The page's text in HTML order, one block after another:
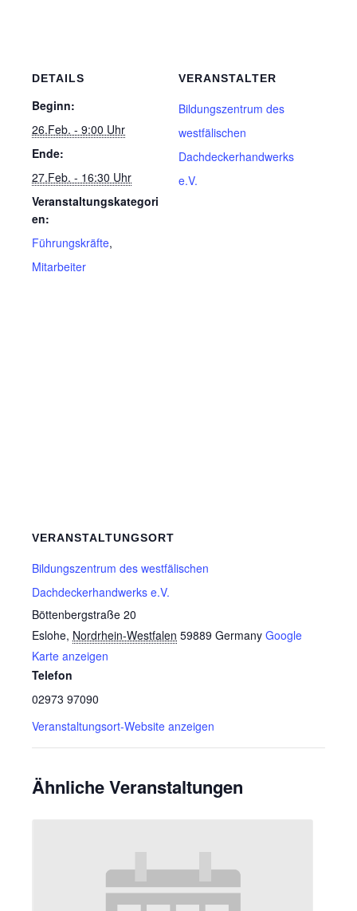
DETAILS
Beginn:
26.Feb. - 9:00 Uhr
Ende:
27.Feb. - 16:30 Uhr
Veranstaltungskategori
en:
Führungskräfte,
Mitarbeiter
VERANSTALTER
Bildungszentrum des
westfälischen
Dachdeckerhandwerks
e.V.
VERANSTALTUNGSORT
Bildungszentrum des westfälischen
Dachdeckerhandwerks e.V.
Böttenbergstraße 20
Eslohe, Nordrhein-Westfalen 59889 Germany Google
Karte anzeigen
Telefon
02973 97090
Veranstaltungsort-Website anzeigen
Ähnliche Veranstaltungen